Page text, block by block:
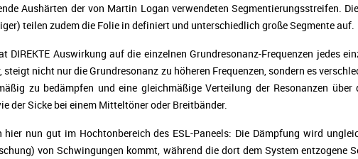
Aushärten der von Martin Logan verwendeten Segmentierungsstreifen.
teilen zudem die Folie in definiert und unterschiedlich große Segmente auf.
Auswirkung auf die einzelnen Grundresonanz-Frequenzen jedes
nicht nur die Grundresonanz zu höheren Frequenzen, sondern es
zu bedämpfen und eine gleichmäßige Verteilung der Resonanzen
der Sicke bei einem Mitteltöner oder Breitbänder.
nun gut im Hochtonbereich des ESL-Paneels: Die Dämpfung wird
von Schwingungen kommt, während die dort dem System entzogene